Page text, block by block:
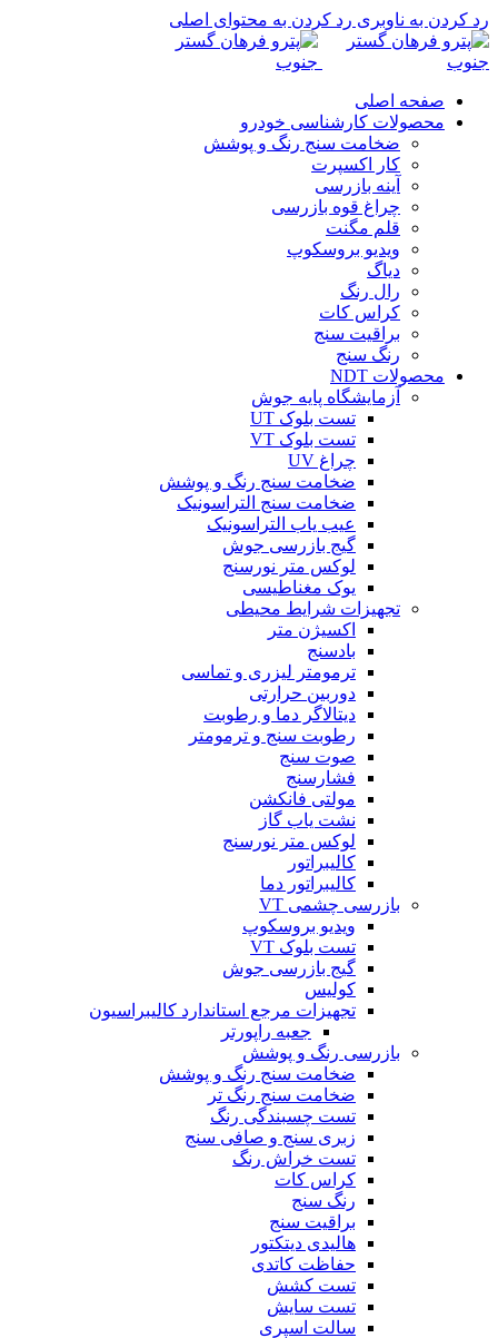
رد کردن به ناوبری رد کردن به محتوای اصلی
صفحه اصلی
محصولات کارشناسی خودرو
ضخامت سنج رنگ و پوشش
کار اکسپرت
آینه بازرسی
چراغ قوه بازرسی
قلم مگنت
ویدیو بروسکوپ
دیاگ
رال رنگ
کراس کات
براقیت سنج
رنگ سنج
محصولات NDT
آزمایشگاه پایه جوش
تست بلوک UT
تست بلوک VT
چراغ UV
ضخامت سنج رنگ و پوشش
ضخامت سنج التراسونیک
عیب یاب التراسونیک
گیج بازرسی جوش
لوکس متر نورسنج
یوک مغناطیسی
تجهیزات شرایط محیطی
اکسیژن متر
بادسنج
ترمومتر لیزری و تماسی
دوربین حرارتی
دیتالاگر دما و رطوبت
رطوبت سنج و ترمومتر
صوت سنج
فشارسنج
مولتی فانکشن
نشت یاب گاز
لوکس متر نورسنج
کالیبراتور
کالیبراتور دما
بازرسی چشمی VT
ویدیو بروسکوپ
تست بلوک VT
گیج بازرسی جوش
کولیس
تجهیزات مرجع استاندارد کالیبراسیون
جعبه راپورتر
بازرسی رنگ و پوشش
ضخامت سنج رنگ و پوشش
ضخامت سنج رنگ تر
تست چسبندگی رنگ
زبری سنج و صافی سنج
تست خراش رنگ
کراس کات
رنگ سنج
براقیت سنج
هالیدی دیتکتور
حفاظت کاتدی
تست کشش
تست سایش
سالت اسپری